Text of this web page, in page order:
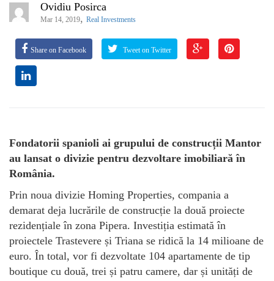
Ovidiu Posirca
Mar 14, 2019, Real Investments
Share on Facebook Tweet on Twitter
Fondatorii spanioli ai grupului de construcții Mantor
au lansat o divizie pentru dezvoltare imobiliară în
România.
Prin noua divizie Homing Properties, compania a
demarat deja lucrările de construcție la două proiecte
rezidențiale în zona Pipera. Investiția estimată în
proiectele Trastevere și Triana se ridică la 14 milioane de
euro. În total, vor fi dezvoltate 104 apartamente de tip
boutique cu două, trei și patru camere, dar și unități de